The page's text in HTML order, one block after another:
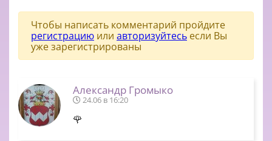
Чтобы написать комментарий пройдите
регистрацию или авторизуйтесь если Вы
уже зарегистрированы
Александр Громыко
24.06 в 16:20
🌹